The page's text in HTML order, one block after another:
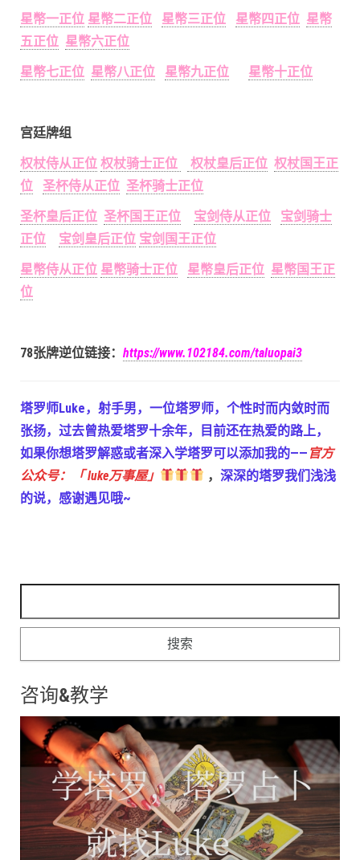
星幣一正位 星幣二正位 星幣三正位 星幣四正位 星幣
五正位 星幣六正位
星幣七正位 星幣八正位 星幣九正位 星幣十正位
宫廷牌组
权杖侍从正位 权杖骑士正位 权杖皇后正位 权杖国王正
位
圣杯侍从正位 圣杯骑士正位
圣杯皇后正位 圣杯国王正位 宝剑侍从正位
宝剑骑士
正位
宝剑皇后正位 宝剑国王正位
星幣侍从正位 星幣骑士正位 星幣皇后正位 星幣国王正
位
78张牌逆位链接： https://www.102184.com/taluopai3
塔罗师Luke，射手男，一位塔罗师，个性时而内敛时而
张扬，过去曾热爱塔罗十余年，目前还在热爱的路上，
如果你想塔罗解惑或者深入学塔罗可以添加我的—— 官方
公众号：「 luke万事屋」
， 深深的塔罗我们浅浅
的说，感谢遇见哦~
咨询&教学